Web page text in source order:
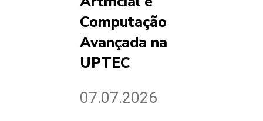
Computação
Avançada na
UPTEC
07.07.2026